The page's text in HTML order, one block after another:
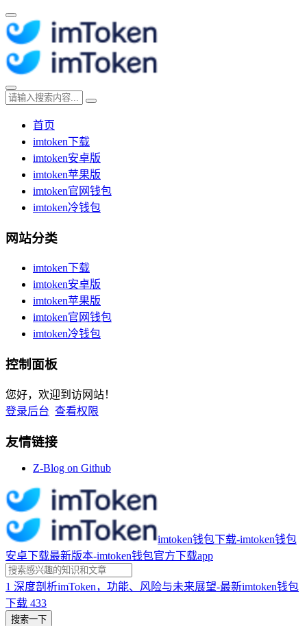
首页
imtoken下载
imtoken安卓版
imtoken苹果版
imtoken官网钱包
imtoken冷钱包
网站分类
imtoken下载
imtoken安卓版
imtoken苹果版
imtoken官网钱包
imtoken冷钱包
控制面板
您好，欢迎到访网站！
登录后台 查看权限
友情链接
Z-Blog on Github
imtoken钱包下载-imtoken钱包
安卓下载最新版本-imtoken钱包官方下载app
1 深度剖析imToken，功能、风险与未来展望-最新imtoken钱包
下载 433
搜索一下